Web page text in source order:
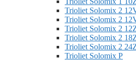
Trioliet Solomix 2
Trioliet Solomix 2
Trioliet Solomix 2
Trioliet Solomix 2
Trioliet Solomix 2
Trioliet Solomix P